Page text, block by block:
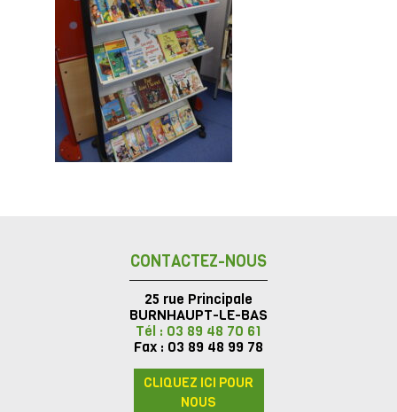
CONTACTEZ-NOUS
25 rue Principale
BURNHAUPT-LE-BAS
Tél : 03 89 48 70 61
Fax : 03 89 48 99 78
CLIQUEZ ICI POUR
NOUS